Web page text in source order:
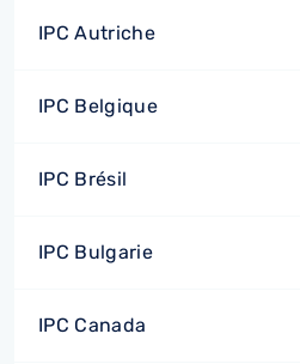
IPC Autriche
IPC Belgique
IPC Brésil
IPC Bulgarie
IPC Canada